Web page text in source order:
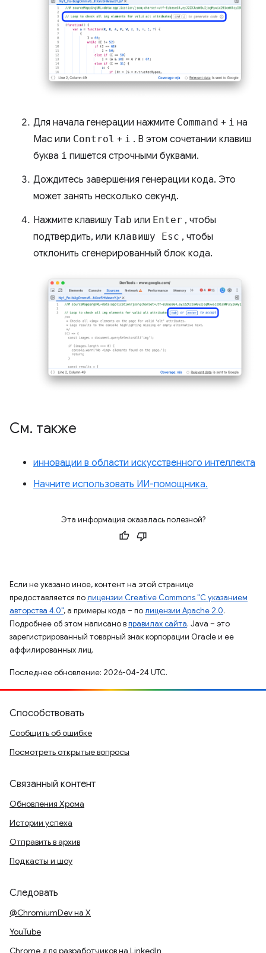
Для начала генерации нажмите Command + i на
Mac или Control + i . В этом сочетании клавиш
буква i пишется строчными буквами.
Дождитесь завершения генерации кода. Это
может занять несколько секунд.
Нажмите клавишу Tab или Enter , чтобы
подтвердить, или клавишу Esc , чтобы
отклонить сгенерированный блок кода.
См. также
инновации в области искусственного интеллекта
Начните использовать ИИ-помощника.
Эта информация оказалась полезной?
Если не указано иное, контент на этой странице
предоставляется полицензии Creative Commons "С указанием
авторства 4.0", а примеры кода – полицензии Apache 2.0.
Подробнее об этом написано вправилах сайта. Java – это
зарегистрированный товарный знак корпорации Oracle и ее
аффилированных лиц.
Последнее обновление: 2026-04-24 UTC.
Способствовать
Сообщить об ошибке
Посмотреть открытые вопросы
Связанный контент
Обновления Хрома
Истории успеха
Отправить в архив
Подкасты и шоу
Следовать
@ChromiumDev на X
YouTube
Chrome для разработчиков на LinkedIn